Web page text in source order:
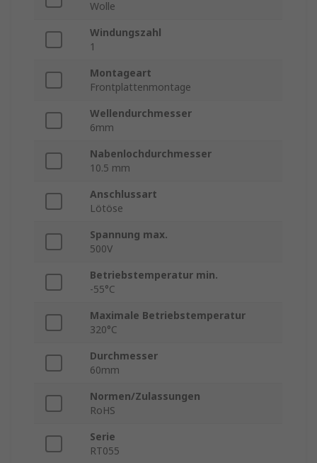
Wolle
Windungszahl
1
Montageart
Frontplattenmontage
Wellendurchmesser
6mm
Nabenlochdurchmesser
10.5 mm
Anschlussart
Lötöse
Spannung max.
500V
Betriebstemperatur min.
-55°C
Maximale Betriebstemperatur
320°C
Durchmesser
60mm
Normen/Zulassungen
RoHS
Serie
RT055